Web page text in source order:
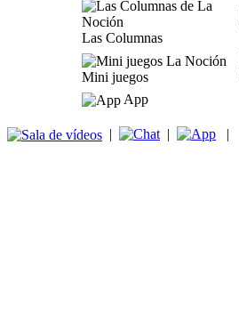
Las Columnas
Mini juegos
App
| | |